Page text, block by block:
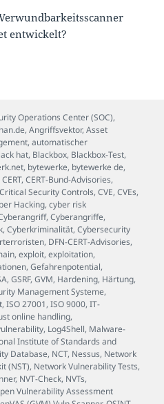
entwickelt?
ist keine Kür, sondern eine
Operations Center (SOC),
,Angriffsvektor,Asset
,automatischer
hat, Blackbox, Blackbox-Test,
, bytewerke, bytewerke de,
CERT,CERT-Bund-Advisories,
Critical Security Controls,CVE,CVEs,
Hacking,cyber risk
,Cyberangriffe,
,Cyberkriminalität,Cybersecurity
, DFN-CERT-Advisories,
,exploit,exploitation,
,Gefahrenpotential,
,GSRF,GVM, Hardening, Härtung,
Management Systeme,
,ISO 27001,ISO 9000,IT-
online handling,
, Log4Shell, Malware-
Institute of Standards and
Database, NCT, Nessus, Network
(NST), Network Vulnerability Tests,
, NVT-Check, NVTs,
Vulnerability Assessment